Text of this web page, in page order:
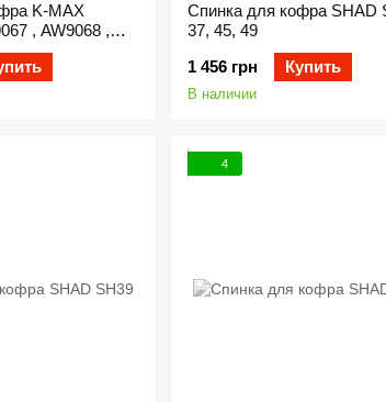
K-MAX
, AW9068 ,
, AW9060 ,
Спинка для кофра SHAD
37, 45, 49
1 456 грн
Купить
В наличии
4